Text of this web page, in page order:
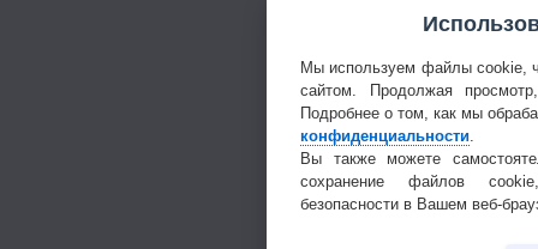
Мы используем файлы cookie,
сайтом. Продолжая
Подробнее о том, как мы
конфиденциальности
Вы также можете
сохранение файлов
безопасности в Вашем веб-